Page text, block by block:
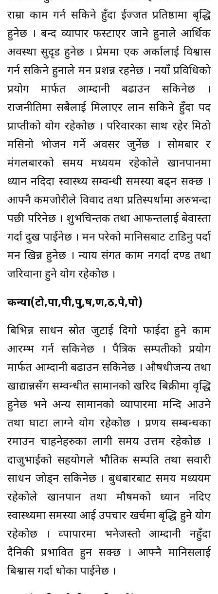
राम्रा काम गर्न सकिने हुँदा ईज्जत प्रतिष्ठामा बृद्धि
हुनेछ । बन्द व्यापार फस्टाएर जाने हुनाले आर्थिक
अवस्था सुदृड हुनेछ । प्रेममा एक अर्कालाई विश्वास
गर्न सकिने हुनाले मन प्रशन्न रहनेछ । नयाँ प्रविधिको
प्रयोग मार्फत आम्दानी बढाउन सकिनेछ ।
राजनीतिमा सबैलाई मिलाएर लान सकिने हुँदा पद
प्राप्तीको योग रहेकोछ । परिवारका साथ रहेर मिठो
मसिनो भोजन गर्ने अवसर जुर्नेछ । सोमबार र
मंगलबारको समय मध्ययम रहेकोले खानपानमा
ध्यान नदिदा स्वास्थ्य सम्वन्धी समस्या बढ्न सक्छ ।
आफ्नै कमजोरीले विवाद तथा प्रतिस्पर्धामा अरुभन्दा
पछी परिनेछ । शुभचिन्तक तथा आफन्तलाई बेवास्ता
गर्दा दुख पाईनेछ । मन परेको मानिसबाट टाडिनु पर्दा
मन खिन्न हुनेछ । न्याय संगत काम नगर्दा दण्ड तथा
जरिवाना हुने योग रहेकोछ ।
कन्या(टो,पा,पी,पु,ष,ण,ठ,पे,पो)
बिभिन्न साधन स्रोत जुटाई दिगो फाईदा हुने काम
आरम्भ गर्न सकिनेछ । पैत्रिक सम्पतीको प्रयोग
मार्फत आम्दानी बढाउन सकिनेछ । औषधीजन्य तथा
खाद्यान्नसँग सम्वन्धीत सामानको खरिद बिक्रीमा वृद्धि
हुनेछ भने अन्य सामानको व्यापारमा मन्दि आउने
तथा घाटा लाग्ने योग रहेकोछ । प्रणय सम्बन्धका
रमाउन चाहनेहरुका लागी समय उत्तम रहेकोछ ।
दाजुभाईको सहयोगले भौतिक सम्पति तथा सवारी
साधन जोड्न सकिनेछ । बुधबारबाट समय मध्ययम
रहेकोले खानपान तथा मौषमको ध्यान नदिए
स्वास्थ्यमा समस्या आई उपचार खर्चमा बृद्धि हुने योग
रहेकोछ । व्पापारमा भनेजस्तो आम्दानी नहुँदा
दैनिकी प्रभावित हुन सक्छ । आफ्नै मानिसलाई
बिश्वास गर्दा धोका पाईनेछ ।